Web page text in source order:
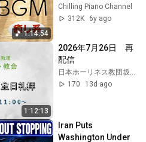
1:14:54
グ / 聖歌 / Chilling
Piano
Chilling Piano Channel
312K
6y ago
1:12:13
2026年7月26日　再
配信
170
13d ago
Iran Puts
Washington Under